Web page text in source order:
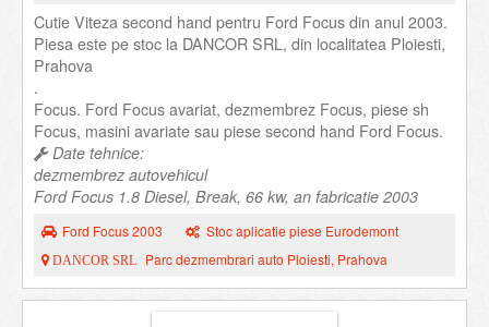
Cutie Viteza second hand pentru Ford Focus din anul 2003.
Piesa este pe stoc la DANCOR SRL, din localitatea Ploiesti,
Prahova
.
Focus. Ford Focus avariat, dezmembrez Focus, piese sh
Focus, masini avariate sau piese second hand Ford Focus.
Date tehnice:
dezmembrez autovehicul
Ford Focus 1.8 Diesel, Break, 66 kw, an fabricatie 2003
Ford Focus 2003 Stoc aplicatie piese Eurodemont
DANCOR SRL Parc dezmembrari auto Ploiesti, Prahova